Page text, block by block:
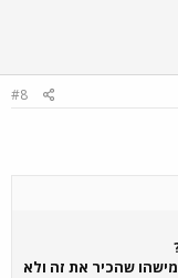
#8
שהכיר את זה ולא